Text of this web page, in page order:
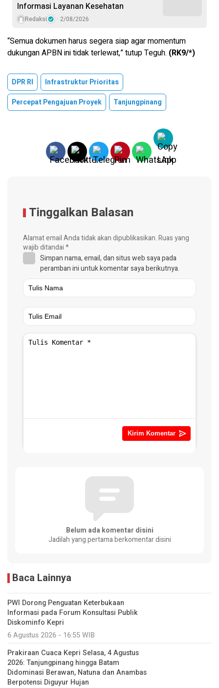
Informasi Layanan Kesehatan
Redaksi 2/08/2026
“Semua dokumen harus segera siap agar momentum
dukungan APBN ini tidak terlewat,” tutup Teguh. (RK9/*)
DPR RI
Infrastruktur Prioritas
Percepat Pengajuan Proyek
Tanjungpinang
Tinggalkan Balasan
Alamat email Anda tidak akan dipublikasikan.Ruas yang
wajib ditandai*
Simpan nama, email, dan situs web saya pada
peramban ini untuk komentar saya berikutnya.
Belum ada komentar disini
Jadilah yang pertama berkomentar disini
Baca Lainnya
PWI Dorong Penguatan Keterbukaan
Informasi pada Forum Konsultasi Publik
Diskominfo Kepri
6 Agustus 2026 - 16:55 WIB
Prakiraan Cuaca Kepri Selasa, 4 Agustus
2026: Tanjungpinang hingga Batam
Didominasi Berawan, Natuna dan Anambas
Berpotensi Diguyur Hujan